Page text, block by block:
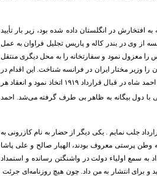
مفصلی که به افتخارش در انگلستان داده شده بود، زیر بار تأیید
از وی در بندر کاله و پاریس تجلیل فراوان به عمل
را معزول نمود و سفارتخانه را به محل دیگری منتقل
وزیر مختار ایران در فرانسه ‌شناخت. این اقدام در
جهت حمایت از احمد شاه بر علیه نصرت الدوله که مأمور و امضای قراداد بود به عمل آمد. دولت فرانسه از موضعی که احمد شاه در قبال قرارداد ۱۹۱۹ اتخاذ نمود و انعقاد هر
با دول بیگانه به ظاهر بی طرف گرفته می‌شد. احمد
جلب نمایم . یکی دیگر از حضار به نام کازرونی به
وطن پرستی معروف بودند، الهیار صالح و علی پاشا
به سمع اولیاء دولت در واشنگتن رسانده و استمداد
برای انتشار به من داد. چون هیچ روزنامه‌ای جرئت